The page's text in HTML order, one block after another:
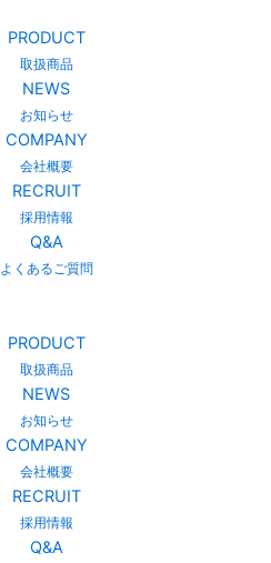
PRODUCT
取扱商品
NEWS
お知らせ
COMPANY
会社概要
RECRUIT
採用情報
Q&A
よくあるご質問
PRODUCT
取扱商品
NEWS
お知らせ
COMPANY
会社概要
RECRUIT
採用情報
Q&A